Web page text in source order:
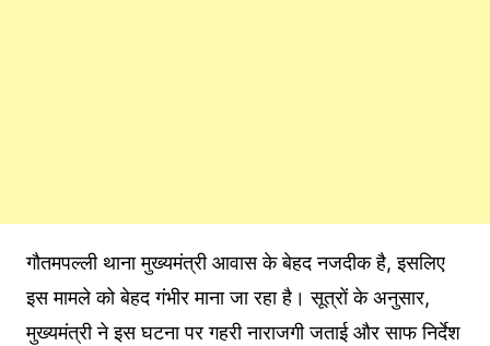
गौतमपल्ली थाना मुख्यमंत्री आवास के बेहद नजदीक है, इसलिए
इस मामले को बेहद गंभीर माना जा रहा है। सूत्रों के अनुसार,
मुख्यमंत्री ने इस घटना पर गहरी नाराजगी जताई और साफ निर्देश